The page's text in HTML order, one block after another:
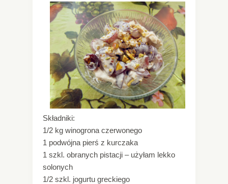
Składniki:
1/2 kg winogrona czerwonego
1 podwójna pierś z kurczaka
1 szkl. obranych pistacji – użyłam lekko
solonych
1/2 szkl. jogurtu greckiego